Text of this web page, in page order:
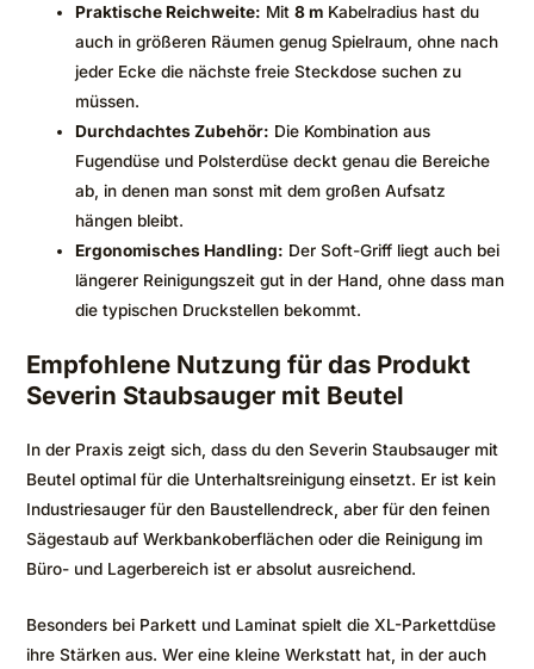
Praktische Reichweite: Mit8 m Kabelradius hast du
auch in größeren Räumen genug Spielraum, ohne nach
jeder Ecke die nächste freie Steckdose suchen zu
müssen.
Durchdachtes Zubehör: Die Kombination aus
Fugendüse und Polsterdüse deckt genau die Bereiche
ab, in denen man sonst mit dem großen Aufsatz
hängen bleibt.
Ergonomisches Handling: Der Soft-Griff liegt auch bei
längerer Reinigungszeit gut in der Hand, ohne dass man
die typischen Druckstellen bekommt.
Empfohlene Nutzung für das Produkt
Severin Staubsauger mit Beutel
In der Praxis zeigt sich, dass du den Severin Staubsauger mit
Beutel optimal für die Unterhaltsreinigung einsetzt. Er ist kein
Industriesauger für den Baustellendreck, aber für den feinen
Sägestaub auf Werkbankoberflächen oder die Reinigung im
Büro- und Lagerbereich ist er absolut ausreichend.
Besonders bei Parkett und Laminat spielt die XL-Parkettdüse
ihre Stärken aus. Wer eine kleine Werkstatt hat, in der auch